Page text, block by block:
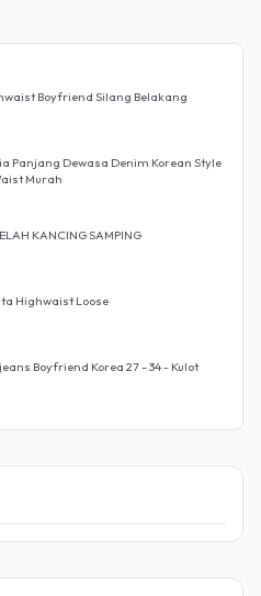
Boyfriend Silang Belakang
Panjang Dewasa Denim Korean Style
Murah
KANCING SAMPING
Highwaist Loose
Boyfriend Korea 27 - 34 - Kulot